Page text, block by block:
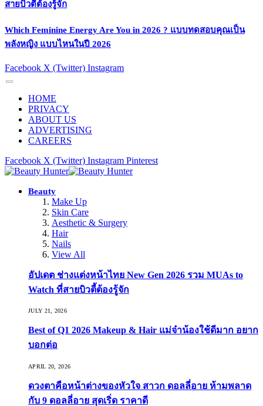
สายบิวตี้ต้องรู้จัก
Which Feminine Energy Are You in 2026 ? แบบทดสอบคุณเป็น
พลังหญิง แบบไหนในปี 2026
Facebook X (Twitter) Instagram
HOME
PRIVACY
ABOUT US
ADVERTISING
CAREERS
Facebook X (Twitter) Instagram Pinterest
Beauty
Make Up
Skin Care
Aesthetic & Surgery
Hair
Nails
View All
อัปเดต ช่างแต่งหน้าไทย New Gen 2026 รวม MUAs to
Watch ที่สายบิวตี้ต้องรู้จัก
JULY 21, 2026
Best of Q1 2026 Makeup & Hair แม่จ๋าน้องใช้ดีมาก อยาก
บอกต่อ
APRIL 20, 2026
ดวงตาคือหน้าต่างของหัวใจ สาวก ดอลลี่อาย ห้ามพลาด
กับ 9 ดอลลี่อาย สุดเริ่ด ราคาดี